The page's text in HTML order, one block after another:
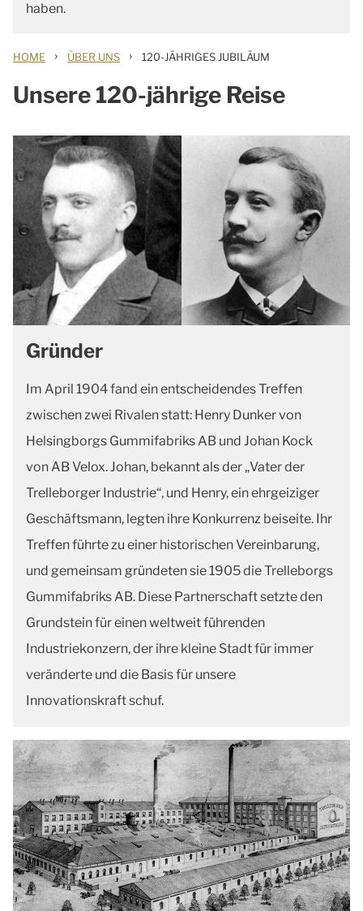
haben.
HOME › ÜBER UNS › 120-JÄHRIGES JUBILÄUM
Unsere 120-jährige Reise
Gründer
Im April 1904 fand ein entscheidendes Treffen
zwischen zwei Rivalen statt: Henry Dunker von
Helsingborgs Gummifabriks AB und Johan Kock
von AB Velox. Johan, bekannt als der „Vater der
Trelleborger Industrie“, und Henry, ein ehrgeiziger
Geschäftsmann, legten ihre Konkurrenz beiseite. Ihr
Treffen führte zu einer historischen Vereinbarung,
und gemeinsam gründeten sie 1905 die Trelleborgs
Gummifabriks AB. Diese Partnerschaft setzte den
Grundstein für einen weltweit führenden
Industriekonzern, der ihre kleine Stadt für immer
veränderte und die Basis für unsere
Innovationskraft schuf.